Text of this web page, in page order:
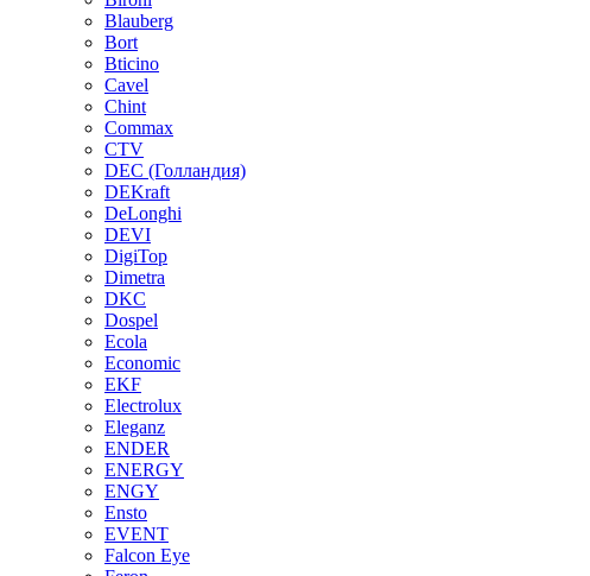
Blauberg
Bort
Bticino
Cavel
Chint
Commax
CTV
DEC (Голландия)
DEKraft
DeLonghi
DEVI
DigiTop
Dimetra
DKC
Dospel
Ecola
Economic
EKF
Electrolux
Eleganz
ENDER
ENERGY
ENGY
Ensto
EVENT
Falcon Eye